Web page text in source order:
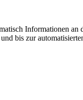
Informationen
bis zur